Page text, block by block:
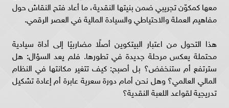
معها كمكوّن تجريبي ضمن بنيتها النقدية، ما أعاد فتح النقاش حول
مفاهيم العملة والاحتياطي والسيادة المالية في العصر الرقمي.
هذا التحول من اعتبار البيتكوين أصلًا مضاربيًا إلى أداة سيادية
محتملة يعكس مرحلة جديدة في تطورها. فلم يعد السؤال: هل
سترتفع أم ستنخفض؟ بل أصبح: كيف تتغير مكانتها في النظام
المالي العالمي؟ وهل نحن أمام دورة سعرية عابرة أم إعادة تشكيل
تدريجية لقواعد اللعبة النقدية؟